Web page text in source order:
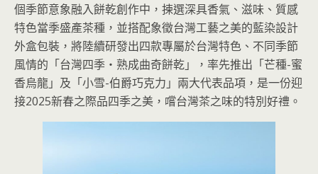
個季節意象融入餅乾創作中，揀選深具香氣、滋味、質感
特色當季盛產茶種，並搭配象徵台灣工藝之美的藍染設計
外盒包裝，將陸續研發出四款專屬於台灣特色、不同季節
風情的「台灣四季・熟成曲奇餅乾」，率先推出「芒種-蜜
香烏龍」及「小雪-伯爵巧克力」兩大代表品項，是一份迎
接2025新春之際品四季之美，嚐台灣茶之味的特別好禮。